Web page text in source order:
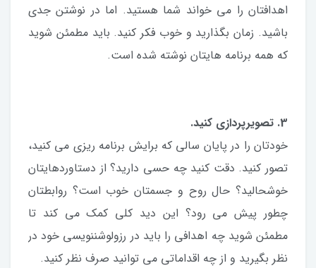
اهدافتان را می خواند شما هستید. اما در نوشتن جدی
باشید. زمان بگذارید و خوب فکر کنید. باید مطمئن شوید
که همه برنامه هایتان نوشته شده است.
3. تصویرپردازی کنید.
خودتان را در پایان سالی که برایش برنامه ریزی می کنید،
تصور کنید. دقت کنید چه حسی دارید؟ از دستاوردهایتان
خوشحالید؟ حال روح و جسمتان خوب است؟ روابطتان
چطور پیش می رود؟ این دید کلی کمک می کند تا
مطمئن شوید چه اهدافی را باید در رزولوشننویسی خود در
نظر بگیرید و از چه اقداماتی می توانید صرف نظر کنید.